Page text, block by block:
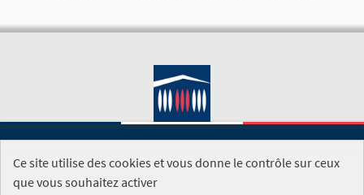
SITE DE L'ASSEMBLÉE NATIONALE
Ce site utilise des cookies et vous donne le contrôle sur ceux
que vous souhaitez activer